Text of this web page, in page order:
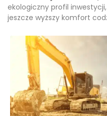
ekologiczny profil
jeszcze wyższy komfort